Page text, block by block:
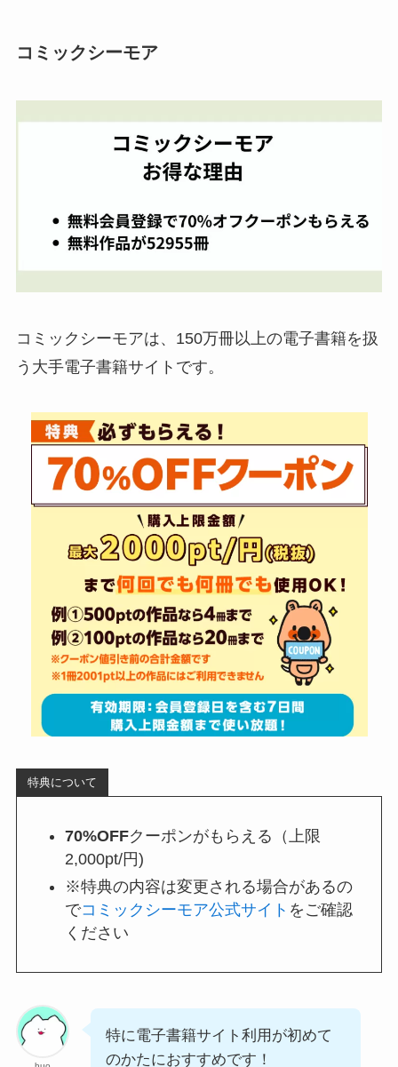
コミックシーモア
コミックシーモアは、150万冊以上の電子書籍を扱
う大手電子書籍サイトです。
特典について
70%OFFクーポンがもらえる（上限
2,000pt/円)
※特典の内容は変更される場合があるの
でコミックシーモア公式サイト をご確認
ください
特に電子書籍サイト利用が初めて
のかたにおすすめです！